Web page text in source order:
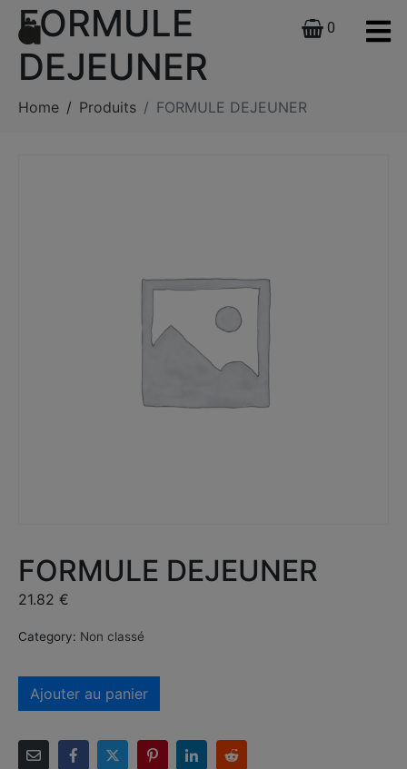
0
FORMULE
DEJEUNER
Home Produits FORMULE DEJEUNER
FORMULE DEJEUNER
21.82 €
Category: Non classé
Ajouter au panier